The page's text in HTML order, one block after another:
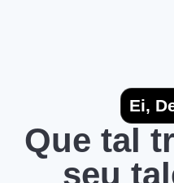
Ei,
Que tal
seu